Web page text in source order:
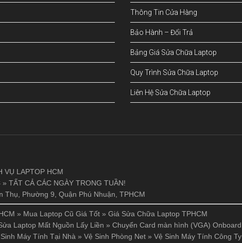
Thông Tin Cửa Hàng
Bảo Hành – Đổi Trả
Bảng Giá Sửa Chữa Laptop
Quy Trình Sửa Chữa Laptop
Liên Hệ Sửa Chữa Laptop
VỤ LAPTOP HCM
TẤT CẢ CÁC NGÀY TRONG TUẦN!
Thụ, Phường 9, Quận Phú Nhuận, TPHCM
» Mua Laptop Cũ Giá Tốt » Giá Sửa Chữa Laptop TPHCM
Laptop Mất Nguồn Lấy Liền » Chuyển Card màn hình (VGA) Onboard
Máy Tính Tại Nhà » Vệ Sinh Phòng Net » Vệ Sinh Máy Tính Công Ty